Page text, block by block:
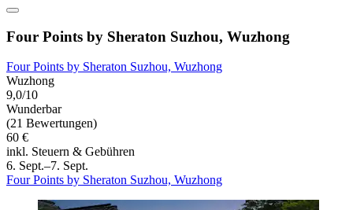
Four Points by Sheraton Suzhou, Wuzhong
Four Points by Sheraton Suzhou, Wuzhong
Wuzhong
9,0/10
Wunderbar
(21 Bewertungen)
60 €
inkl. Steuern & Gebühren
6. Sept.–7. Sept.
Four Points by Sheraton Suzhou, Wuzhong